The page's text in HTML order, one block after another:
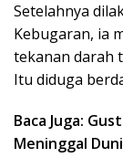
Setelahnya
Kebugaran, ia
tekanan darah
Itu diduga
Baca Juga:
Meninggal